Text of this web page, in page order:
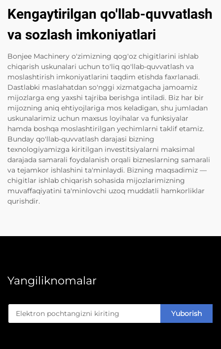
Kengaytirilgan qo'llab-quvvatlash
va sozlash imkoniyatlari
Bonjee Machinery o'zimizning qog'oz chigitlarini ishlab
chiqarish uskunalari uchun to'liq qo'llab-quvvatlash va
moslashtirish imkoniyatlarini taqdim etishda faxrlanadi.
Dastlabki maslahatdan so'nggi xizmatgacha jamoamiz
mijozlarga eng yaxshi tajriba berishga intiladi. Biz har bir
mijozning aniq ehtiyojlariga mos keladigan, shu jumladan
uskunalarimiz uchun maxsus loyihalar va funksiyalar
hamda boshqa moslashtirilgan yechimlarni taklif etamiz.
Bunday qo'llab-quvvatlash darajasi bizning
texnologiyamizga kiritilgan investitsiyalarni maksimal
darajada samarali foydalanish orqali bizneslarning samarali
va tejamkor ishlashini ta'minlaydi. Bizning maqsadimiz —
chigitlar ishlab chiqarish sohasida mijozlarimizning
muvaffaqiyatini ta'minlovchi uzoq muddatli hamkorliklar
qurishdir.
Yangiliknomalar
Yuborish